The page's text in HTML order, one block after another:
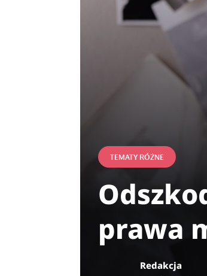
TEMATY RÓŻNE
prawa
Redakcja